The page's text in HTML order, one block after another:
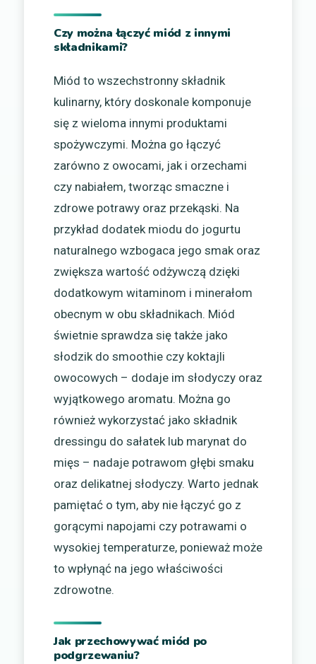
Czy można łączyć miód z innymi
składnikami?
Miód to wszechstronny składnik
kulinarny, który doskonale komponuje
się z wieloma innymi produktami
spożywczymi. Można go łączyć
zarówno z owocami, jak i orzechami
czy nabiałem, tworząc smaczne i
zdrowe potrawy oraz przekąski. Na
przykład dodatek miodu do jogurtu
naturalnego wzbogaca jego smak oraz
zwiększa wartość odżywczą dzięki
dodatkowym witaminom i minerałom
obecnym w obu składnikach. Miód
świetnie sprawdza się także jako
słodzik do smoothie czy koktajli
owocowych – dodaje im słodyczy oraz
wyjątkowego aromatu. Można go
również wykorzystać jako składnik
dressingu do sałatek lub marynat do
mięs – nadaje potrawom głębi smaku
oraz delikatnej słodyczy. Warto jednak
pamiętać o tym, aby nie łączyć go z
gorącymi napojami czy potrawami o
wysokiej temperaturze, ponieważ może
to wpłynąć na jego właściwości
zdrowotne.
Jak przechowywać miód po
podgrzewaniu?